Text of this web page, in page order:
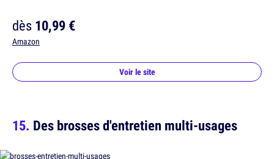
dès10,99 €
Amazon
Voir le site
Des brosses d'entretien multi-usages